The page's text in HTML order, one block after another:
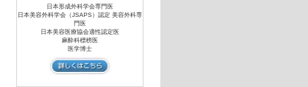
日本形成外科学会専門医
日本美容外科学会（JSAPS）認定 美容外科専
門医
日本美容医療協会適性認定医
麻酔科標榜医
医学博士